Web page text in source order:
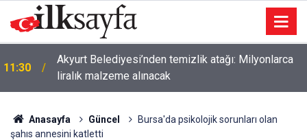
11:00 Ankara yollarında çalışma alarmı: Sürücüler dikkat!
Anasayfa Güncel
Bursa'da psikolojik sorunları olan
şahıs annesini katletti